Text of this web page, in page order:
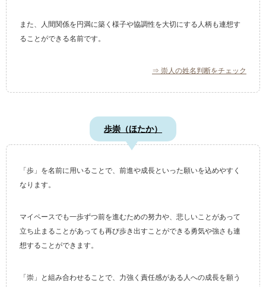
また、人間関係を円満に築く様子や協調性を大切にする人柄も連想す
ることができる名前です。
⇒ 崇人の姓名判断をチェック
歩崇（ほたか）
「歩」を名前に用いることで、前進や成長といった願いを込めやすく
なります。
マイペースでも一歩ずつ前を進むための努力や、悲しいことがあって
立ち止まることがあっても再び歩き出すことができる勇気や強さも連
想することができます。
「崇」と組み合わせることで、力強く責任感がある人への成長を願う